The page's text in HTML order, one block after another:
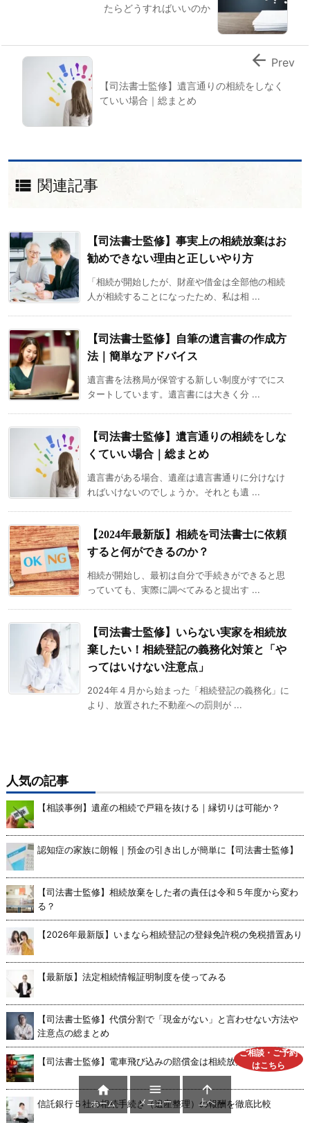
たらどうすればいいのか
【司法書士監修】遺言通りの相続をしなく
ていい場合｜総まとめ
 Prev
 関連記事
【司法書士監修】事実上の相続放棄はお
勧めできない理由と正しいやり方
「相続が開始したが、財産や借金は全部他の相続
人が相続することになったため、私は相 ...
【司法書士監修】自筆の遺言書の作成方
法｜簡単なアドバイス
遺言書を法務局が保管する新しい制度がすでにス
タートしています。遺言書には大きく分 ...
【司法書士監修】遺言通りの相続をしな
くていい場合｜総まとめ
遺言書がある場合、遺産は遺言書通りに分けなけ
ればいけないのでしょうか。それとも遺 ...
【2024年最新版】相続を司法書士に依頼
すると何ができるのか？
相続が開始し、最初は自分で手続きができると思
っていても、実際に調べてみると提出す ...
【司法書士監修】いらない実家を相続放
棄したい！相続登記の義務化対策と「や
ってはいけない注意点」
2024年４月から始まった「相続登記の義務化」に
より、放置された不動産への罰則が ...
人気の記事
【相談事例】遺産の相続で戸籍を抜ける｜縁切りは可能か？
認知症の家族に朗報｜預金の引き出しが簡単に【司法書士監修】
【司法書士監修】相続放棄をした者の責任は令和５年度から変わ
る？
【2026年最新版】いまなら相続登記の登録免許税の免税措置あり
【最新版】法定相続情報証明制度を使ってみる
【司法書士監修】代償分割で「現金がない」と言わせない方法や
注意点の総まとめ
【司法書士監修】電車飛び込みの賠償金は相続放棄できるのか？
信託銀行５社の相続手続き（遺産整理）の報酬を徹底比較
ご相談・ご予約
はこちら

ホーム

メニュー

上へ